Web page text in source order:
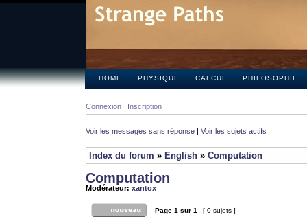
HOME PHYSIQUE CALCUL PHILOSOPHIE
Connexion Inscription
Voir les messages sans réponse | Voir les sujets actifs
Index du forum » English » Computation
Computation
Modérateur: xantox
Page 1 sur 1 [ 0 sujets ]